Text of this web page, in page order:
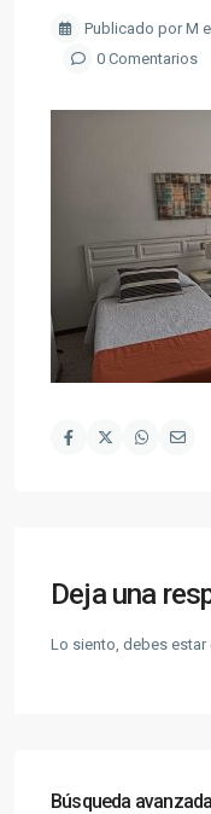
Publicado por M
0 Comentarios
Deja una
Lo siento, debes estar
Búsqueda avanzada